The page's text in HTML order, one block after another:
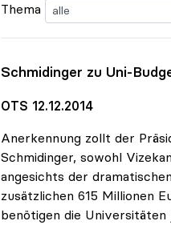
Thema
Schmidinger zu Uni-
OTS 12.12.2014
Anerkennung zollt der
Schmidinger, sowohl
angesichts der
zusätzlichen 615 Millionen
benötigen die